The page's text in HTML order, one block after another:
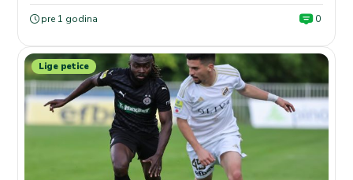
pre 1 godina 0
Lige petice